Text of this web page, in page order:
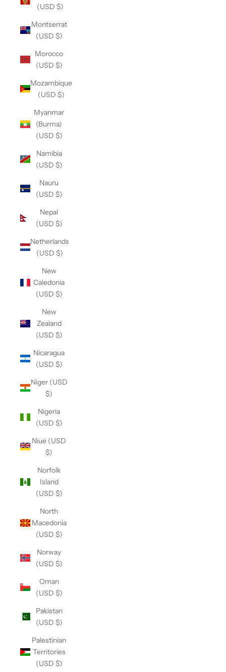
(USD $)
Montserrat
(USD $)
Morocco
(USD $)
Mozambique
(USD $)
Myanmar
(Burma)
(USD $)
Namibia
(USD $)
Nauru
(USD $)
Nepal
(USD $)
Netherlands
(USD $)
New
Caledonia
(USD $)
New
Zealand
(USD $)
Nicaragua
(USD $)
Niger (USD
$)
Nigeria
(USD $)
Niue (USD
$)
Norfolk
Island
(USD $)
North
Macedonia
(USD $)
Norway
(USD $)
Oman
(USD $)
Pakistan
(USD $)
Palestinian
Territories
(USD $)